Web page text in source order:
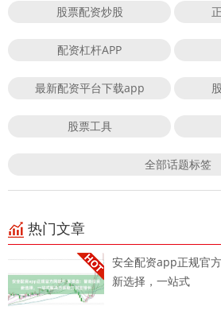
股票配资炒股
配资杠杆APP
最新配资平台下载app
股票工具
全部话题标签
热门文章
安全配资app正规官
新选择，一站式